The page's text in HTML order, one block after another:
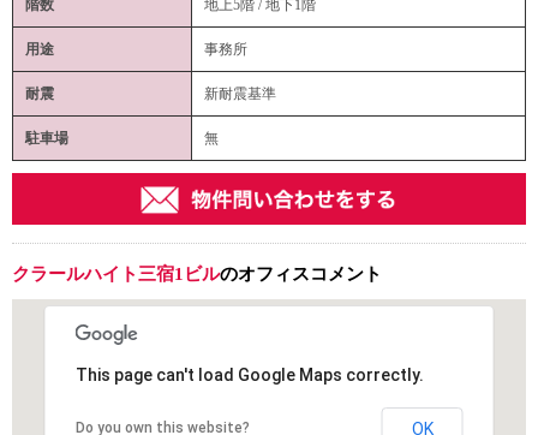
階数 地上5階 / 地下1階
用途 事務所
耐震 新耐震基準
駐車場 無
クラールハイト三宿1ビルのオフィスコメント
This page can't load Google Maps correctly.
Do you own this website? OK